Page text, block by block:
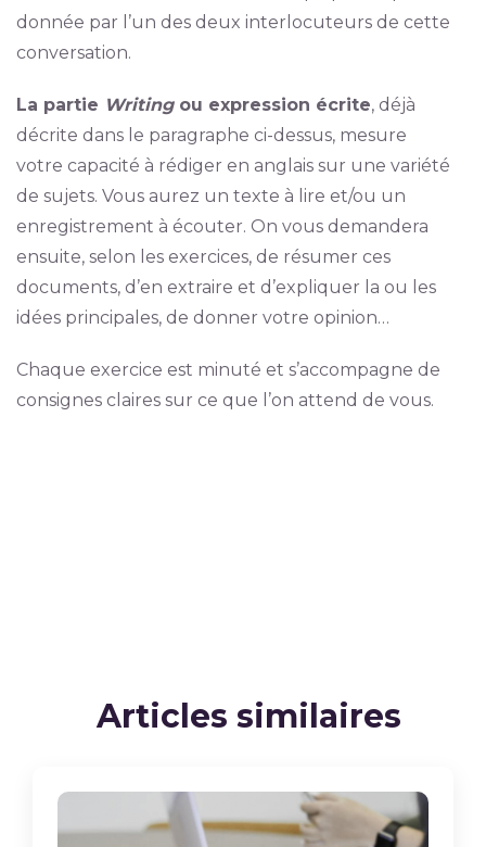
donnée par l’un des deux interlocuteurs de cette
conversation.
La partie Writingou expression écrite, déjà
décrite dans le paragraphe ci-dessus, mesure
votre capacité à rédiger en anglais sur une variété
de sujets. Vous aurez un texte à lire et/ou un
enregistrement à écouter. On vous demandera
ensuite, selon les exercices, de résumer ces
documents, d’en extraire et d’expliquer la ou les
idées principales, de donner votre opinion…
Chaque exercice est minuté et s’accompagne de
consignes claires sur ce que l’on attend de vous.
Articles similaires